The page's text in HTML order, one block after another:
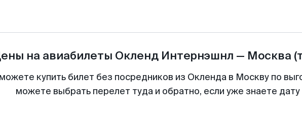
на авиабилеты Окленд Интернэшнл — Москва
купить билет без посредников из Окленда в Москву по
можете выбрать перелет туда и обратно, если уже знаете